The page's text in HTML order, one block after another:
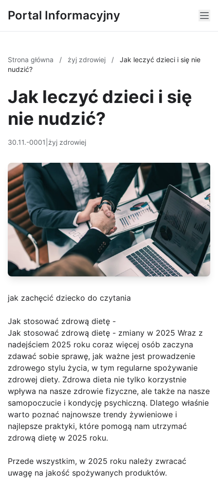
Portal Informacyjny
Strona główna / żyj zdrowiej /
Jak leczyć dzieci i się nie
nudzić?
Jak leczyć dzieci i się
nie nudzić?
30.11.-0001 żyj zdrowiej
jak zachęcić dziecko do czytania
Jak stosować zdrową dietę -
Jak stosować zdrową dietę - zmiany w 2025 Wraz z
nadejściem 2025 roku coraz więcej osób zaczyna
zdawać sobie sprawę, jak ważne jest prowadzenie
zdrowego stylu życia, w tym regularne spożywanie
zdrowej diety. Zdrowa dieta nie tylko korzystnie
wpływa na nasze zdrowie fizyczne, ale także na nasze
samopoczucie i kondycję psychiczną. Dlatego właśnie
warto poznać najnowsze trendy żywieniowe i
najlepsze praktyki, które pomogą nam utrzymać
zdrową dietę w 2025 roku.
Przede wszystkim, w 2025 roku należy zwracać
uwagę na jakość spożywanych produktów.